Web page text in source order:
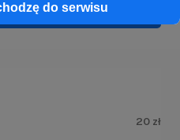
do serwisu
20 zł